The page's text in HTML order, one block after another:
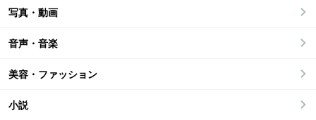
写真・動画
音声・音楽
美容・ファッション
小説